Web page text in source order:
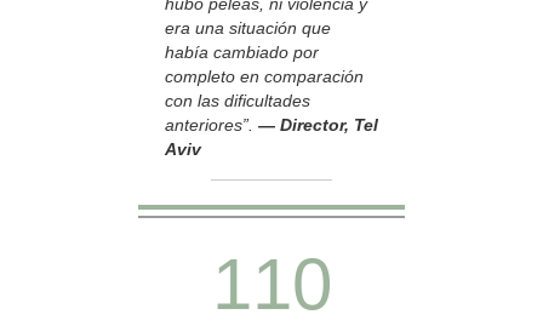
era una situación que
había cambiado por
completo en comparación
con las dificultades
anteriores”. — Director, Tel
Aviv
110